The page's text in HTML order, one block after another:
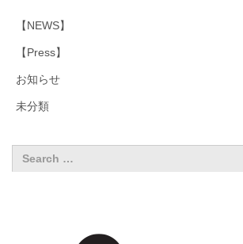
【NEWS】
【Press】
お知らせ
未分類